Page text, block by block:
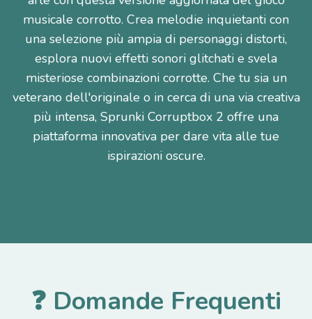
musicale corrotto. Crea melodie inquietanti con
una selezione più ampia di personaggi distorti,
esplora nuovi effetti sonori glitchati e svela
misteriose combinazioni corrotte. Che tu sia un
veterano dell'originale o in cerca di una via creativa
più intensa, Sprunki Corruptbox 2 offre una
piattaforma innovativa per dare vita alle tue
ispirazioni oscure.
❓ Domande Frequenti